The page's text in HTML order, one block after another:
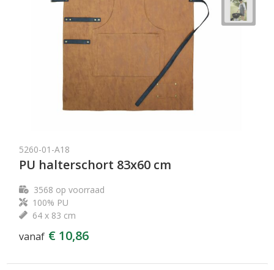
5260-01-A18
PU halterschort 83x60 cm
3568 op voorraad
100% PU
64 x 83 cm
vanaf € 10,86